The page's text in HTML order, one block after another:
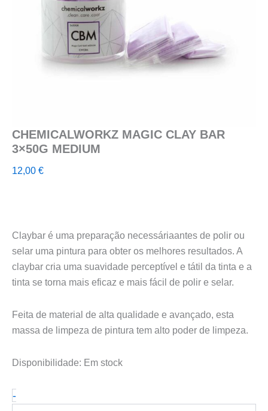
CHEMICALWORKZ MAGIC CLAY BAR
3×50G MEDIUM
12,00 €
Claybar é uma preparação necessáriaantes de polir ou
selar uma pintura para obter os melhores resultados. A
claybar cria uma suavidade perceptível e tátil da tinta e a
tinta se torna mais eficaz e mais fácil de polir e selar.
Feita de material de alta qualidade e avançado, esta
massa de limpeza de pintura tem alto poder de limpeza.
Disponibilidade: Em stock
-
de